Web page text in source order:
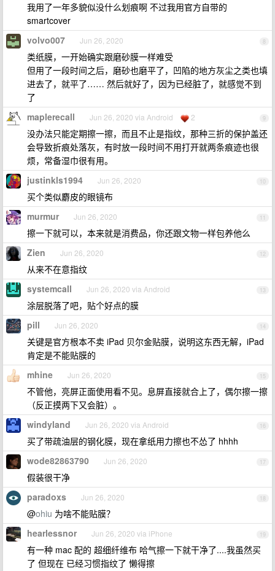
我用了一年多貌似没什么划痕啊 不过我用官方自带的
smartcover
8
volvo007 Jun 26, 2020
类纸膜，一开始确实跟磨砂膜一样难受
但用了一段时间之后，磨砂也磨平了，凹陷的地方灰尘之类也填
进去了，就平了…… 然后就好了，因为已经脏了，就感觉不到
了
9
maplerecall Jun 26, 2020 via Android 2
没办法只能定期擦一擦，而且不止是指纹，那种三折的保护盖还
会导致折痕处落灰，有时放一段时间不用打开就两条痕迹也很
烦，常备湿巾很有用。
10
justinkls1994 Jun 26, 2020
买个类似麝皮的眼镜布
11
murmur Jun 26, 2020
擦一下就可以，本来就是消费品，你还跟文物一样包养他么
12
Zien Jun 26, 2020
从来不在意指纹
13
systemcall Jun 26, 2020 via Android
涂层脱落了吧，贴个好点的膜
14
pill Jun 26, 2020
关键是官方根本不卖 iPad 贝尔金贴膜，说明这东西无解，iPad
肯定是不能贴膜的
15
mhine Jun 26, 2020
不管他，亮屏正面使用看不见。息屏直接就合上了，偶尔擦一擦
（反正摸两下又会脏）。
16
windyland Jun 26, 2020 via Android
买了带疏油层的钢化膜，现在拿纸用力擦也不怂了 hhhh
17
wode82863790 Jun 26, 2020
假装很干净
18
paradoxs Jun 26, 2020
@ohiu 为啥不能贴膜？
19
hearlessnor Jun 26, 2020 via iPhone
有一种 mac 配的 超细纤维布 哈气擦一下就干净了....我虽然买
了 但现在 已经习惯指纹了 懒得擦